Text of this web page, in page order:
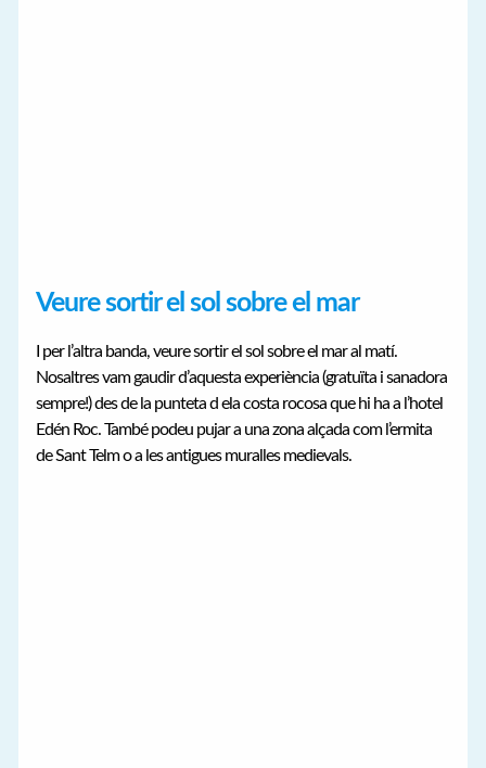
Veure sortir el sol sobre el mar
I per l’altra banda, veure sortir el sol sobre el mar al matí.
Nosaltres vam gaudir d’aquesta experiència (gratuïta i sanadora
sempre!) des de la punteta d ela costa rocosa que hi ha a l’hotel
Edén Roc. També podeu pujar a una zona alçada com l’ermita
de Sant Telm o a les antigues muralles medievals.